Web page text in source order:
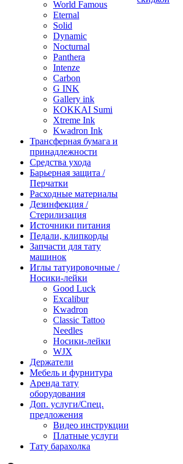
World Famous
Eternal
Solid
Dynamic
Nocturnal
Panthera
Intenze
Carbon
G INK
Gallery ink
KOKKAI Sumi
Xtreme Ink
Kwadron Ink
Трансферная бумага и
принадлежности
Средства ухода
Барьерная защита /
Перчатки
Расходные материалы
Дезинфекция /
Стерилизация
Источники питания
Педали, клипкорды
Запчасти для тату
машинок
Иглы татуировочные /
Носики-лейки
Good Luck
Excalibur
Kwadron
Classic Tattoo
Needles
Носики-лейки
WJX
Держатели
Мебель и фурнитура
Аренда тату
оборудования
Доп. услуги/Спец.
предложения
Видео инструкции
Платные услуги
Тату барахолка